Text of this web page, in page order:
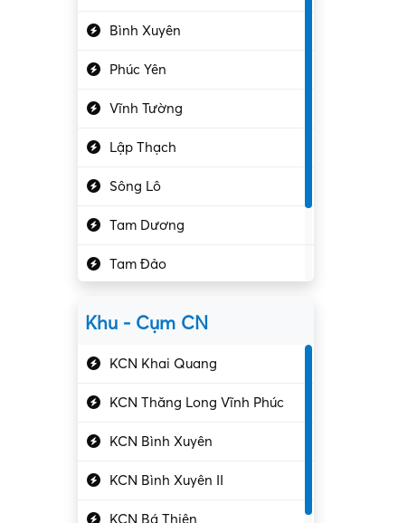
Kiểm soát chất lượng
Kỹ sư cơ khí
Kỹ sư điện
Kỹ thuật cao
Kỹ thuật mạng – IT
Làm bán thời gian
Lao động phổ thông
Bình Xuyên
Phúc Yên
Vĩnh Tường
Lập Thạch
Sông Lô
Tam Dương
Tam Đảo
Khu - Cụm CN
KCN Khai Quang
KCN Thăng Long Vĩnh Phúc
KCN Bình Xuyên
KCN Bình Xuyên II
KCN Bá Thiện